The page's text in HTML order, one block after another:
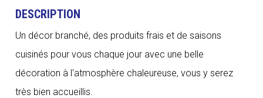
DESCRIPTION
Un décor branché, des produits frais et de saisons
cuisinés pour vous chaque jour avec une belle
décoration à l'atmosphère chaleureuse, vous y serez
très bien accueillis.